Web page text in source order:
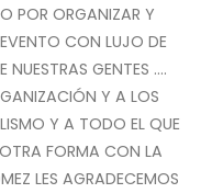
POR ORGANIZAR Y
CON LUJO DE
NUESTRAS GENTES ….
Y A LOS
Y A TODO EL QUE
FORMA CON LA
LES AGRADECEMOS